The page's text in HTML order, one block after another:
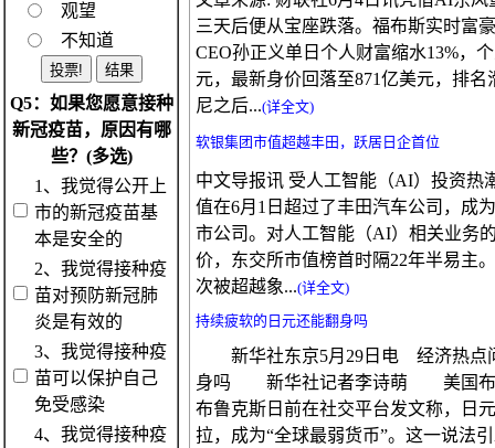
观望
不知道
Q5：如果您愿意接种
新冠疫苗，原因有哪
些？(多选)
1、我觉得公开上
市的新冠疫苗基
本是安全的
2、我觉得接种疫
苗对预防新冠肺
炎是有效的
3、我觉得接种疫
苗可以保护自己
免受感染
4、我觉得接种疫
三天后便从宝座跌落。福布斯实时富
CEO孙正义单日个人财富缩水13%，
元，最新身价回落至871亿美元，排
尼之后...(详全文)
软银集团市值超越丰田，跃居日企首位
中文导报讯 受人工智能（AI）投资热
值在6月1日超过了丰田汽车公司，成
市公司。对人工智能（AI）相关业务
价，东交所市值榜首时隔22年半易主
次被超越象...(详全文)
持续疲软的日元还能翻身吗
新华社东京5月29日电 经济热点
身吗 新华社记者李诗萌 美国布鲁
布鲁克斯日前在社交平台发文称，日
拉，成为“全球最弱货币”。这一说法